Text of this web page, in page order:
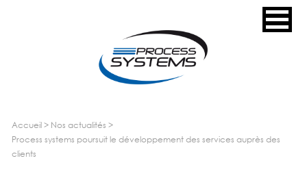
accueil> nos actualités >
process systems poursuit le développement des services auprès des
clients